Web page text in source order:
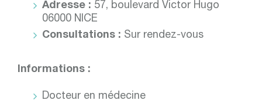
Adresse : 57, boulevard Victor Hugo
06000 NICE
Consultations : Sur rendez-vous
Informations :
Docteur en médecine